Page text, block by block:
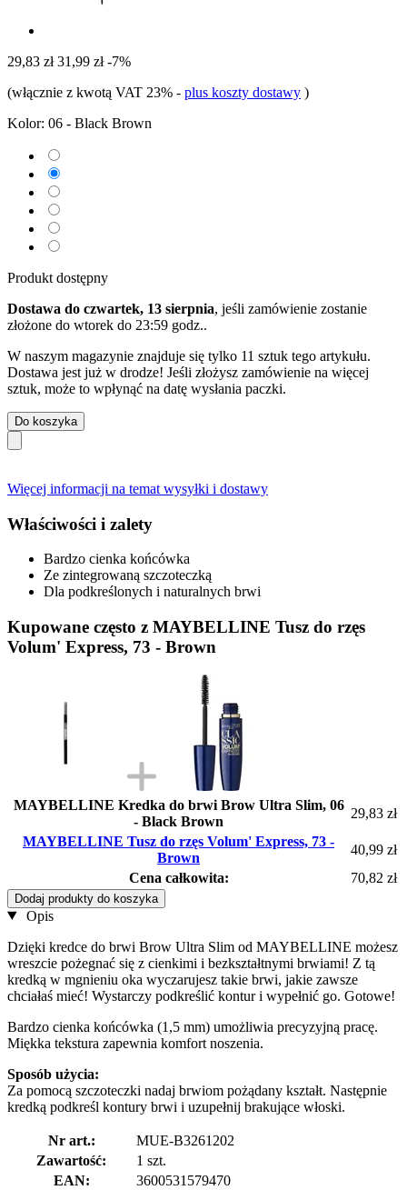
29,83 zł 31,99 zł -7%
(włącznie z kwotą VAT 23% - plus koszty dostawy )
Kolor: 06 - Black Brown
Produkt dostępny
Dostawa do czwartek, 13 sierpnia, jeśli zamówienie zostanie
złożone do wtorek do 23:59 godz..
W naszym magazynie znajduje się tylko 11 sztuk tego artykułu.
Dostawa jest już w drodze! Jeśli złożysz zamówienie na więcej
sztuk, może to wpłynąć na datę wysłania paczki.
Do koszyka
Więcej informacji na temat wysyłki i dostawy
Właściwości i zalety
Bardzo cienka końcówka
Ze zintegrowaną szczoteczką
Dla podkreślonych i naturalnych brwi
Kupowane często z MAYBELLINE Tusz do rzęs
Volum' Express, 73 - Brown
MAYBELLINE Kredka do brwi Brow Ultra Slim, 06
- Black Brown
29,83 zł
MAYBELLINE Tusz do rzęs Volum' Express, 73 -
Brown
40,99 zł
Cena całkowita:
70,82 zł
Dodaj produkty do koszyka
Opis
Dzięki kredce do brwi Brow Ultra Slim od MAYBELLINE możesz
wreszcie pożegnać się z cienkimi i bezkształtnymi brwiami! Z tą
kredką w mgnieniu oka wyczarujesz takie brwi, jakie zawsze
chciałaś mieć! Wystarczy podkreślić kontur i wypełnić go. Gotowe!
Bardzo cienka końcówka (1,5 mm) umożliwia precyzyjną pracę.
Miękka tekstura zapewnia komfort noszenia.
Sposób użycia:
Za pomocą szczoteczki nadaj brwiom pożądany kształt. Następnie
kredką podkreśl kontury brwi i uzupełnij brakujące włoski.
Nr art.:
MUE-B3261202
Zawartość:
1 szt.
EAN:
3600531579470